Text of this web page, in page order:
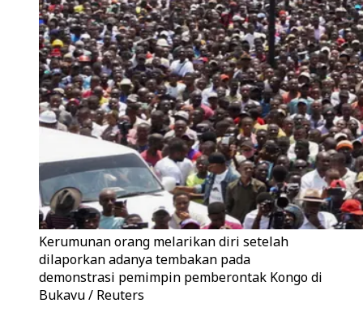
Kerumunan orang melarikan diri setelah
dilaporkan adanya tembakan pada
demonstrasi pemimpin pemberontak Kongo di
Bukavu / Reuters